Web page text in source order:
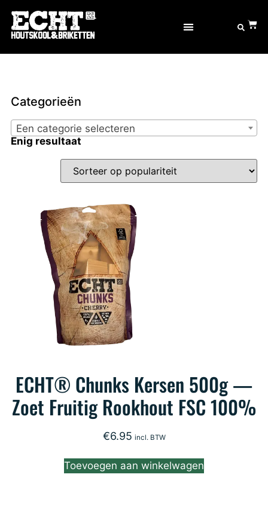
Enig resultaat
ECHT® Chunks Kersen 500g —
Zoet Fruitig Rookhout FSC 100%
€6.95 incl. BTW
Toevoegen aan winkelwagen
Categorieën
Een categorie selecteren